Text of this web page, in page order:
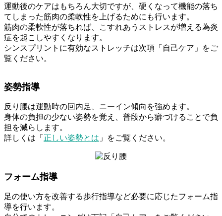
運動後のケアはもちろん大切ですが、硬くなって機能の落ち
てしまった筋肉の柔軟性を上げるためにも行います。
筋肉の柔軟性が落ちれば、こすれあうストレスが増える為炎
症を起こしやすくなります。
シンスプリントに有効なストレッチは次項「自己ケア」をご
覧ください。
姿勢指導
反り腰は運動時の回内足、ニーイン傾向を強めます。
身体の負担の少ない姿勢を覚え、普段から癖づけることで負
担を減らします。
詳しくは「 正しい姿勢とは 」をご覧ください。
フォーム指導
足の使い方を改善する歩行指導など必要に応じたフォーム指
導を行います。